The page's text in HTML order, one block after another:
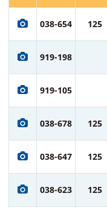
038-654 125
919-198
919-105
038-678 125
038-647 125
038-623 125